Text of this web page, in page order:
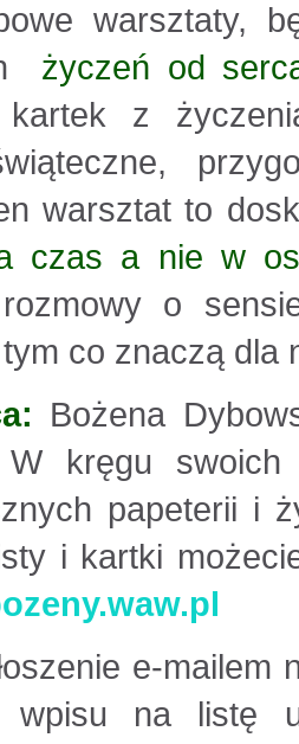
warsztaty,
życzeń od
kartek z
warsztat to
czas a nie w
o
co znaczą dla
Bożena
W kręgu
papeterii i
i kartki
e-
wpisu na listę